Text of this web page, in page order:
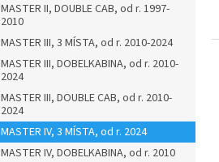
MASTER II, DOUBLE CAB, od r. 1997-
2010
MASTER III, 3 MÍSTA, od r. 2010-2024
MASTER III, DOBELKABINA, od r. 2010-
2024
MASTER III, DOUBLE CAB, od r. 2010-
2024
MASTER IV, 3 MÍSTA, od r. 2024
MASTER IV, DOBELKABINA, od r. 2010